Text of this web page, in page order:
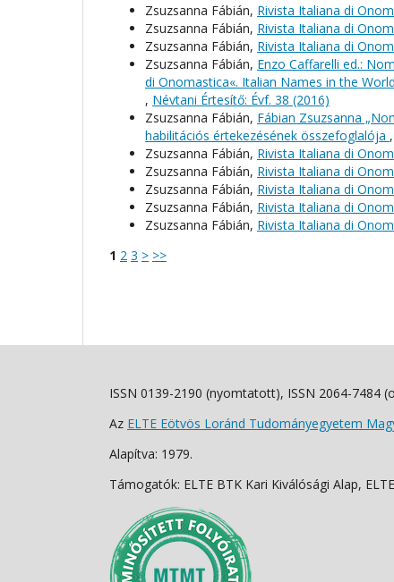
Zsuzsanna Fábián, Rivista Italiana di
Zsuzsanna Fábián, Rivista Italiana di
Zsuzsanna Fábián, Rivista Italiana di
Zsuzsanna Fábián, Enzo Caffarelli ed.:
di Onomastica«. Italian Names in the
, Névtani Értesítő: Évf. 38 (2016)
Zsuzsanna Fábián, Fábian Zsuzsanna
habilitációs értekezésének összefoglalója ,
Zsuzsanna Fábián, Rivista Italiana di
Zsuzsanna Fábián, Rivista Italiana di
Zsuzsanna Fábián, Rivista Italiana di
Zsuzsanna Fábián, Rivista Italiana di
Zsuzsanna Fábián, Rivista Italiana di
1 2 3 > >>
ISSN 0139-2190 (nyomtatott), ISSN 2064-7484
Az ELTE Eötvös Loránd Tudományegyetem
Alapítva: 1979.
Támogatók: ELTE BTK Kari Kiválósági Alap,